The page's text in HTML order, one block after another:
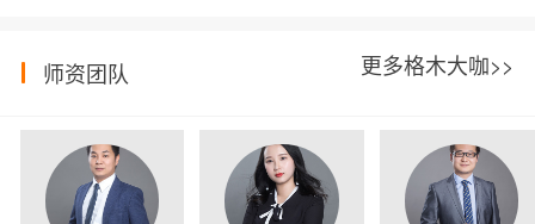
师资团队 更多格木大咖>>